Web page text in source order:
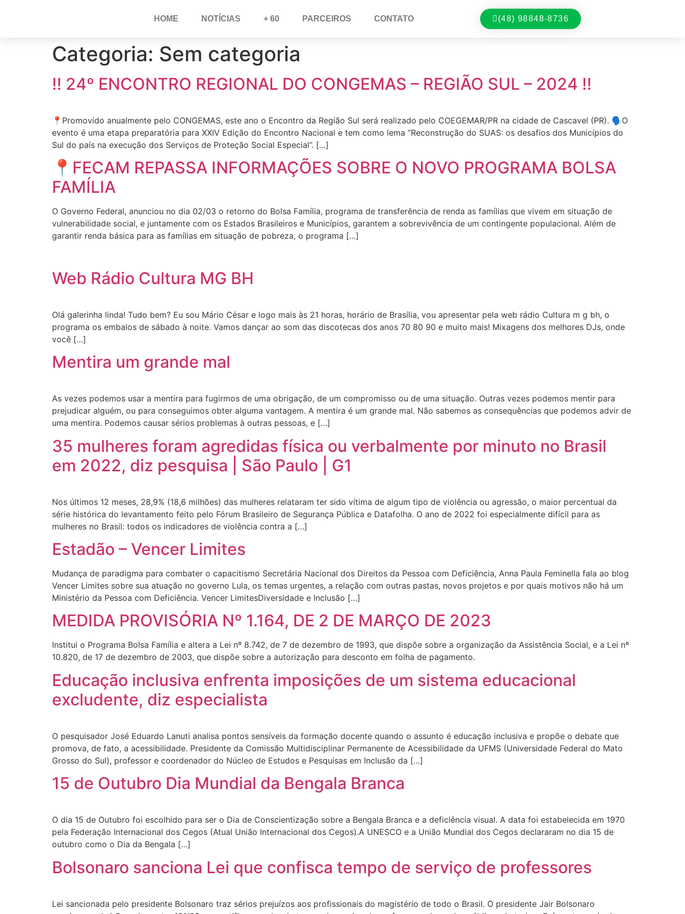
HOME NOTÍCIAS + 60 PARCEIROS CONTATO (48) 98848-8736
Categoria: Sem categoria
‼️ 24º ENCONTRO REGIONAL DO CONGEMAS – REGIÃO SUL – 2024 ‼️
📍Promovido anualmente pelo CONGEMAS, este ano o Encontro da Região Sul será realizado pelo COEGEMAR/PR na cidade de Cascavel (PR). 🗣️O
evento é uma etapa preparatória para XXIV Edição do Encontro Nacional e tem como lema ‘’Reconstrução do SUAS: os desafios dos Municípios do
Sul do país na execução dos Serviços de Proteção Social Especial’’. […]
📍FECAM REPASSA INFORMAÇÕES SOBRE O NOVO PROGRAMA BOLSA
FAMÍLIA
O Governo Federal, anunciou no dia 02/03 o retorno do Bolsa Família, programa de transferência de renda as famílias que vivem em situação de
vulnerabilidade social, e juntamente com os Estados Brasileiros e Municípios, garantem a sobrevivência de um contingente populacional. Além de
garantir renda básica para as famílias em situação de pobreza, o programa […]
Web Rádio Cultura MG BH
Olá galerinha linda! Tudo bem? Eu sou Mário César e logo mais às 21 horas, horário de Brasília, vou apresentar pela web rádio Cultura m g bh, o
programa os embalos de sábado à noite. Vamos dançar ao som das discotecas dos anos 70 80 90 e muito mais! Mixagens dos melhores DJs, onde
você […]
Mentira um grande mal
As vezes podemos usar a mentira para fugirmos de uma obrigação, de um compromisso ou de uma situação. Outras vezes podemos mentir para
prejudicar alguém, ou para conseguimos obter alguma vantagem. A mentira é um grande mal. Não sabemos as consequências que podemos advir de
uma mentira. Podemos causar sérios problemas à outras pessoas, e […]
35 mulheres foram agredidas física ou verbalmente por minuto no Brasil
em 2022, diz pesquisa | São Paulo | G1
Nos últimos 12 meses, 28,9% (18,6 milhões) das mulheres relataram ter sido vítima de algum tipo de violência ou agressão, o maior percentual da
série histórica do levantamento feito pelo Fórum Brasileiro de Segurança Pública e Datafolha. O ano de 2022 foi especialmente difícil para as
mulheres no Brasil: todos os indicadores de violência contra a […]
Estadão – Vencer Limites
Mudança de paradigma para combater o capacitismo Secretária Nacional dos Direitos da Pessoa com Deficiência, Anna Paula Feminella fala ao blog
Vencer Limites sobre sua atuação no governo Lula, os temas urgentes, a relação com outras pastas, novos projetos e por quais motivos não há um
Ministério da Pessoa com Deficiência. Vencer LimitesDiversidade e Inclusão […]
MEDIDA PROVISÓRIA Nº 1.164, DE 2 DE MARÇO DE 2023
Institui o Programa Bolsa Família e altera a Lei nº 8.742, de 7 de dezembro de 1993, que dispõe sobre a organização da Assistência Social, e a Lei nº
10.820, de 17 de dezembro de 2003, que dispõe sobre a autorização para desconto em folha de pagamento.
Educação inclusiva enfrenta imposições de um sistema educacional
excludente, diz especialista
O pesquisador José Eduardo Lanuti analisa pontos sensíveis da formação docente quando o assunto é educação inclusiva e propõe o debate que
promova, de fato, a acessibilidade. Presidente da Comissão Multidisciplinar Permanente de Acessibilidade da UFMS (Universidade Federal do Mato
Grosso do Sul), professor e coordenador do Núcleo de Estudos e Pesquisas em Inclusão da […]
15 de Outubro Dia Mundial da Bengala Branca
O dia 15 de Outubro foi escolhido para ser o Dia de Conscientização sobre a Bengala Branca e a deficiência visual. A data foi estabelecida em 1970
pela Federação Internacional dos Cegos (Atual União Internacional dos Cegos).A UNESCO e a União Mundial dos Cegos declararam no dia 15 de
outubro como o Dia da Bengala […]
Bolsonaro sanciona Lei que confisca tempo de serviço de professores
Lei sancionada pelo presidente Bolsonaro traz sérios prejuízos aos profissionais do magistério de todo o Brasil. O presidente Jair Bolsonaro